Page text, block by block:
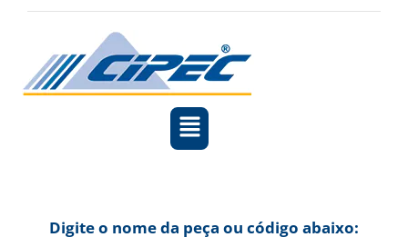
Digite o nome da peça ou código abaixo: